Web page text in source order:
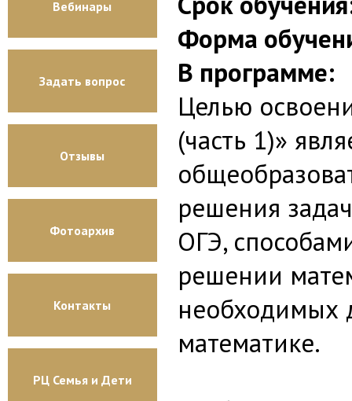
Вебинары
Задать вопрос
Отзывы
Фотоархив
Контакты
РЦ Семья и Дети
Форма
В программе:
Целью
(часть 1)»
решения
ОГЭ,
решении
необходимых
математике.